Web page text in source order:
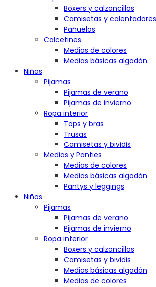
Boxers y calzoncillos
Camisetas y calentadores
Pañuelos
Calcetines
Medias de colores
Medias básicas algodón
Niñas
Pijamas
Pijamas de verano
Pijamas de invierno
Ropa interior
Tops y bras
Trusas
Camisetas y bividis
Medias y Panties
Medias de colores
Medias básicas algodón
Pantys y leggings
Niños
Pijamas
Pijamas de verano
Pijamas de invierno
Ropa interior
Boxers y calzoncillos
Camisetas y bividis
Medias básicas algodón
Medias de colores